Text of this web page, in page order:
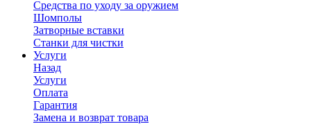
Средства по уходу за оружием
Шомполы
Затворные вставки
Станки для чистки
Услуги
Назад
Услуги
Оплата
Гарантия
Замена и возврат товара